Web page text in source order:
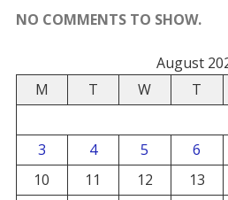
NO COMMENTS TO SHOW.
August
M
T W T
3
4 5 6
10
11 12 13